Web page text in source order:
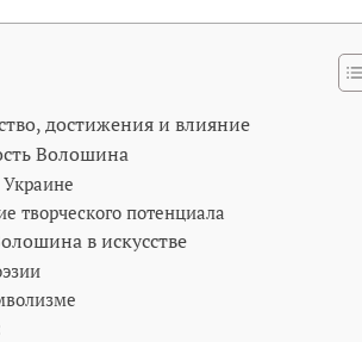
достижения и влияние
Волошина
творческого потенциала
в искусстве